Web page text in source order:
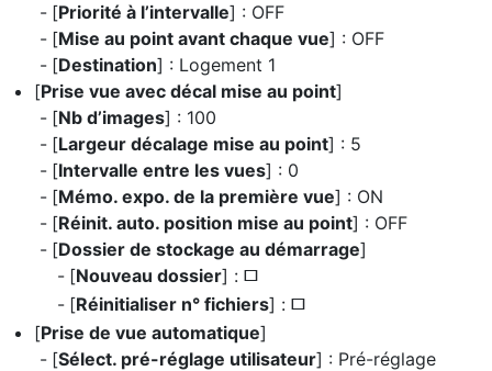
[Priorité à l’intervalle] : OFF
[Mise au point avant chaque vue] : OFF
[Destination] : Logement 1
[Prise vue avec décal mise au point]
[Nb d’images] : 100
[Largeur décalage mise au point] : 5
[Intervalle entre les vues] : 0
[Mémo. expo. de la première vue] : ON
[Réinit. auto. position mise au point] : OFF
[Dossier de stockage au démarrage]
[Nouveau dossier] : U
[Réinitialiser n° fichiers] : U
[Prise de vue automatique]
[Sélect. pré-réglage utilisateur] : Pré-réglage